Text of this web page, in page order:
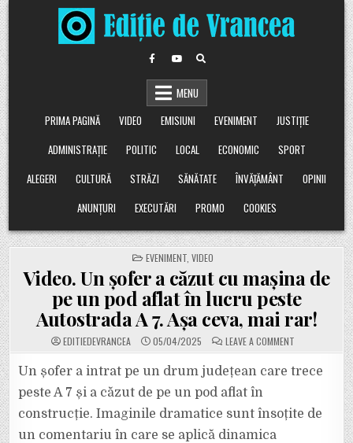
Skip
to
content
MENU
PRIMA PAGINĂ
VIDEO EMISIUNI EVENIMENT
JUSTIȚIE
ADMINISTRAȚIE
POLITIC LOCAL ECONOMIC
SPORT
ALEGERI
CULTURĂ STRĂZI SĂNĂTATE ÎNVĂȚĂMÂNT
OPINII
ANUNȚURI
EXECUTĂRI PROMO COOKIES
POSTED
IN
EVENIMENT, VIDEO
Video. Un șofer a căzut cu mașina de
pe un pod aflat în lucru peste
Autostrada A 7. Așa ceva, mai rar!
EDITIEDEVRANCEA 05/04/2025 LEAVE A COMMENTON
VIDEO.
ȘOFER
A
MAȘINA
DE
Un șofer a intrat pe un drum județean care trece
peste A 7 și a căzut de pe un pod aflat în
construcție. Imaginile dramatice sunt însoțite de
un comentariu în care se aplică dinamica